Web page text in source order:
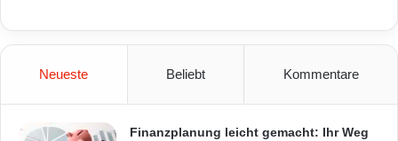
Neueste Beliebt Kommentare
Finanzplanung leicht gemacht: Ihr Weg